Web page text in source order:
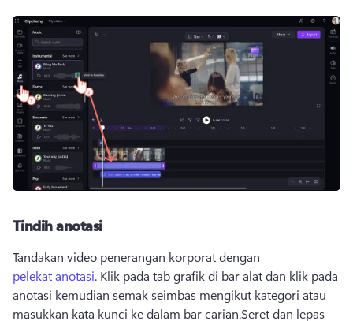
Tindih anotasi
Tandakan video penerangan korporat dengan
pelekat anotasi. Klik pada tab grafik di bar alat dan klik pada
anotasi kemudian semak seimbas mengikut kategori atau
masukkan kata kunci ke dalam bar carian.Seret dan lepas